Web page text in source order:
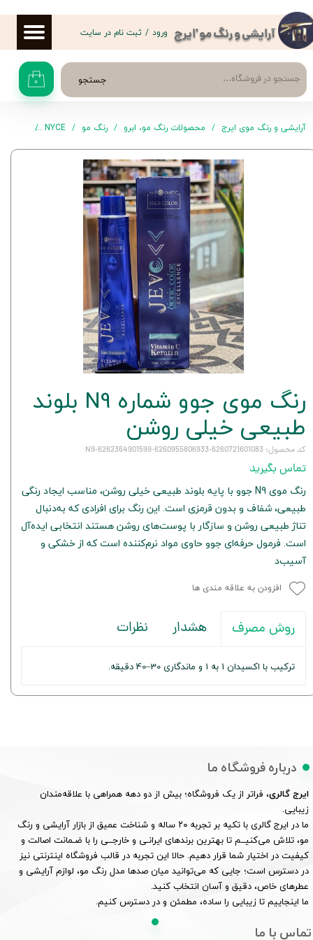
آرایشی و رنگ مو 'ایرج
جستجو ۰
ورود / ثبت نام در سایت
حساب کاربری من
تغییر گذر واژه
سفارشات
خروج از حساب کاربری
آرایشی و رنگ موی ایرج محصولات رنگ مو، ابرو رنگ مو NYCE
رنگ موی جوو شماره N9 بلوند
طبیعی خیلی روشن
کد محصول: 6260721601083-6260955806933-6262364901599-N9
تماس بگیرید
رنگ موی N9 جوو با پایه بلوند طبیعی خیلی روشن، مناسب ایجاد رنگی
طبیعی، شفاف و بدون قرمزی است. این رنگ برای افرادی که به‌دنبال
تناژ طبیعی روشن و سازگار با پوست‌های روشن هستند انتخابی ایده‌آل
است. فرمول حرفه‌ای جوو حاوی مواد نرم‌کننده است که از خشکی و
آسیب‌د
افزودن به علاقه مندی ها
روش مصرف هشدار نظرات
ترکیب با اکسیدان 1 به 1 و ماندگاری 30–40 دقیقه.
درباره فروشگاه ما
ایرج گالری، فراتر از یک فروشگاه؛ بیش از دو دهه همراهی با علاقه‌مندان
زیبایی.
ما در ایرج گالری با تکیه بر تجربه ۲۰ ساله و شناخت عمیق از بازار آرایشی و رنگ
مو، تلاش می‌کنیــم تا بهترین برندهای ایرانـی و خارجــی را با ضـمانت اصالت و
کیفیت در اختیار شما قرار دهیم. حالا این تجربه در قالب فروشگاه اینترنتی نیز
در دسترس است؛ جایی که می‌توانید میان صدها مدل رنگ مو، لوازم آرایشی و
عطرهای خاص، دقیق و آسان انتخاب کنید.
ما اینجاییم تا زیبایی را ساده، مطمئن و در دسترس کنیم.
تماس با ما